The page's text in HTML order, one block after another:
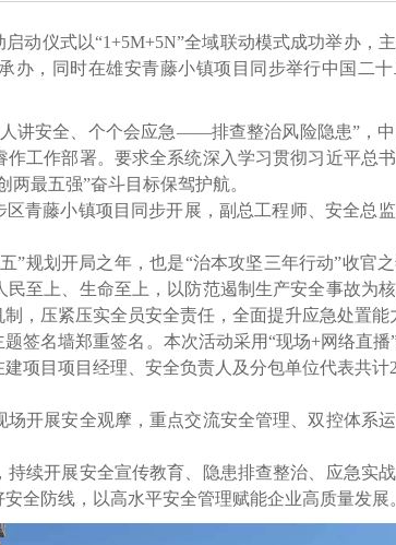
仪式以“1+5M+5N”全域联动模式成功举办，
办，同时在雄安青藤小镇项目同步举行中国二十
安全、个个会应急——排查整治风险隐患”，中
工作部署。要求全系统深入学习贯彻习近平总
最五强”奋斗目标保驾护航。
藤小镇项目同步开展，副总工程师、安全总
规划开局之年，也是“治本攻坚三年行动”收官
至上、生命至上，以防范遏制生产安全事故为
，压紧压实全员安全责任，全面提升应急处置能
名墙郑重签名。本次活动采用“现场+网络直播
项目项目经理、安全负责人及分包单位代表共计
展安全观摩，重点交流安全管理、双控体系
开展安全宣传教育、隐患排查整治、应急实
全防线，以高水平安全管理赋能企业高质量发展